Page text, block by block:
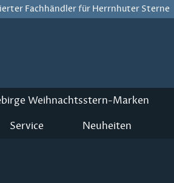
Fachhändler für Herrnhuter Sterne
Weihnachtsstern-Marken
Service Neuheiten